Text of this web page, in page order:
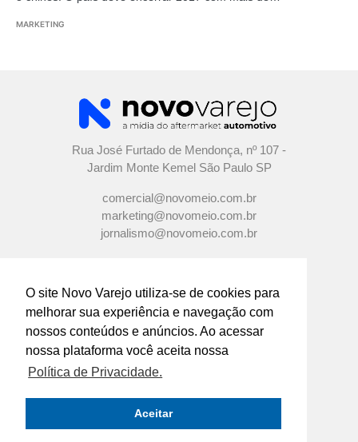
O site Novo Varejo utiliza-se de cookies para
melhorar sua experiência e navegação com
nossos conteúdos e anúncios. Ao acessar
nossa plataforma você aceita nossa
Política de Privacidade.
Aceitar
MARKETING
Rua José Furtado de Mendonça, nº 107 -
Jardim Monte Kemel São Paulo SP
comercial@novomeio.com.br
marketing@novomeio.com.br
jornalismo@novomeio.com.br
CONFIRA AS NOSSAS REDES
SOCIAIS
O principal canal de comunicação de grandes
indústrias e distribuidores com os
empresários e profissionais das lojas de
componentes automotivos em todo o Brasil.